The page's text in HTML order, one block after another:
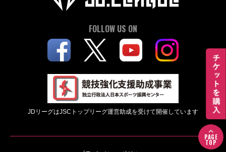
PAGE
TOP
FOLLOW US ON
JDリーグはJSCトップリーグ運営助成を受けて開催しています